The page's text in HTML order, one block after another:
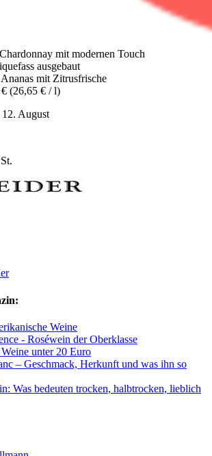
mit modernen Touch
ausgebaut
mit Zitrusfrische
(26,65 € / l)
August
Weine
- Roséwein der Oberklasse
unter 20 Euro
– Geschmack, Herkunft und was ihn so
Was bedeuten trocken, halbtrocken, lieblich